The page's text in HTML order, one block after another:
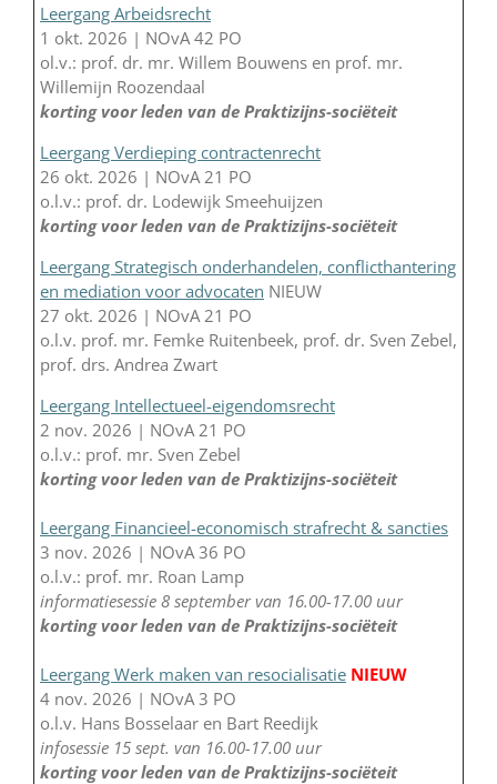
Leergang Arbeidsrecht
1 okt. 2026 | NOvA 42 PO
ol.v.: prof. dr. mr. Willem Bouwens en prof. mr.
Willemijn Roozendaal
korting voor leden van de Praktizijns-sociëteit
Leergang Verdieping contractenrecht
26 okt. 2026 | NOvA 21 PO
o.l.v.: prof. dr. Lodewijk Smeehuijzen
korting voor leden van de Praktizijns-sociëteit
Leergang Strategisch onderhandelen, conflicthantering
en mediation voor advocaten NIEUW
27 okt. 2026 | NOvA 21 PO
o.l.v. prof. mr. Femke Ruitenbeek, prof. dr. Sven Zebel,
prof. drs. Andrea Zwart
Leergang Intellectueel-eigendomsrecht
2 nov. 2026 | NOvA 21 PO
o.l.v.: prof. mr. Sven Zebel
korting voor leden van de Praktizijns-sociëteit
Leergang Financieel-economisch strafrecht & sancties
3 nov. 2026 | NOvA 36 PO
o.l.v.: prof. mr. Roan Lamp
informatiesessie 8 september van 16.00-17.00 uur
korting voor leden van de Praktizijns-sociëteit
Leergang Werk maken van resocialisatie NIEUW
4 nov. 2026 | NOvA 3 PO
o.l.v. Hans Bosselaar en Bart Reedijk
infosessie 15 sept. van 16.00-17.00 uur
korting voor leden van de Praktizijns-sociëteit